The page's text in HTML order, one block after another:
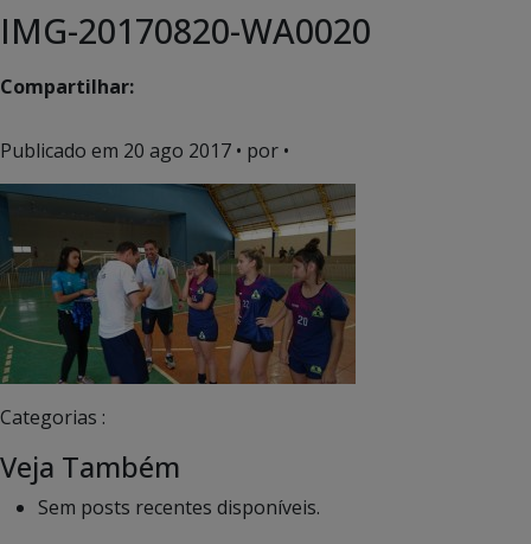
IMG-20170820-WA0020
Compartilhar:
Publicado em 20 ago 2017 • por •
Categorias :
Veja Também
Sem posts recentes disponíveis.